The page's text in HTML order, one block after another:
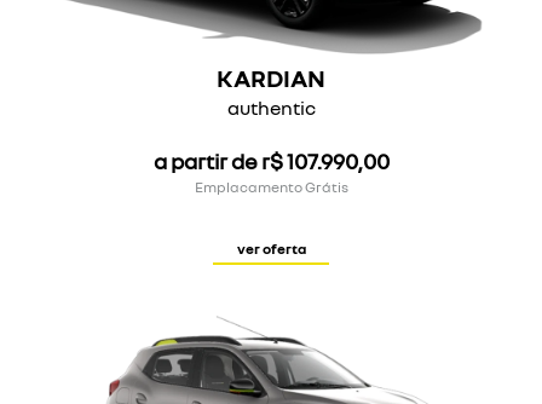
KARDIAN
authentic
a partir de r$ 107.990,00
Emplacamento Grátis
ver oferta